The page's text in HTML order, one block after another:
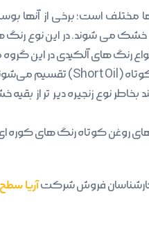
است؛ برخی از آنها
هوا خشک می شوند. در این
رنگ های آلکیدی در این گروه
نوع زنجیره دیر تر از
روغن کوتاه رنگ های کوره
کارشناسان فروش شرکتآریا